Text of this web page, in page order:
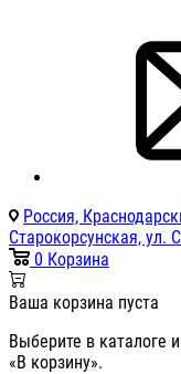
Россия,
Старокорсунская, ул.
0 Корзина
Ваша корзина пуста
Выберите в каталоге
«В корзину».